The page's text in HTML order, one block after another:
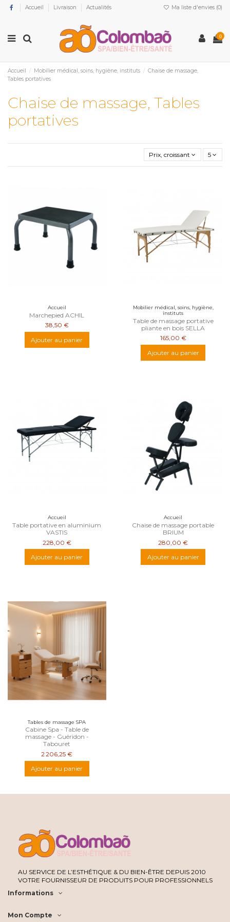
Accueil Livraison Actualités Ma liste d'envies (0)
0
Accueil Mobilier médical, soins, hygiène, instituts
Chaise de massage,
Tables portatives
Chaise de massage, Tables
portatives
Prix, croissant 5
Accueil
Marchepied ACHIL
38,50 €
Ajouter au panier
Mobilier médical, soins, hygiène,
instituts
Table de massage portative
pliante en bois SELLA
165,00 €
Ajouter au panier
Accueil
Table portative en aluminium
VASTIS
228,00 €
Ajouter au panier
Accueil
Chaise de massage portable
BRIUM
280,00 €
Ajouter au panier
Tables de massage SPA
Cabine Spa - Table de
massage - Guéridon -
Tabouret
2 206,25 €
Ajouter au panier
AU SERVICE DE L’ESTHÉTIQUE & DU BIEN-ÊTRE DEPUIS 2010
VOTRE FOURNISSEUR DE PRODUITS POUR PROFESSIONNELS
Informations
Mon Compte